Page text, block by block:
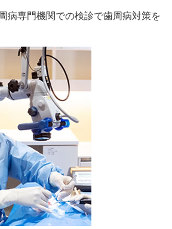
病専門機関での検診で歯周病対策を